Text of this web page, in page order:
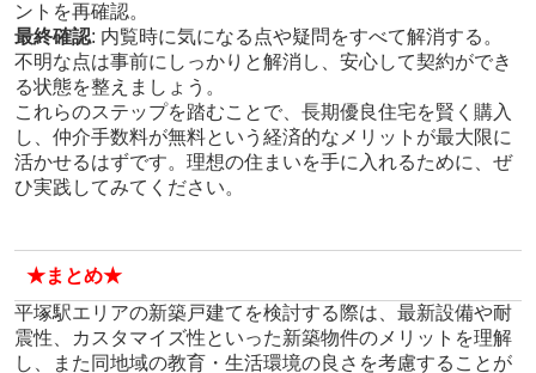
ントを再確認。
最終確認: 内覧時に気になる点や疑問をすべて解消する。
不明な点は事前にしっかりと解消し、安心して契約ができ
る状態を整えましょう。
これらのステップを踏むことで、長期優良住宅を賢く購入
し、仲介手数料が無料という経済的なメリットが最大限に
活かせるはずです。理想の住まいを手に入れるために、ぜ
ひ実践してみてください。
★まとめ★
平塚駅エリアの新築戸建てを検討する際は、最新設備や耐
震性、カスタマイズ性といった新築物件のメリットを理解
し、また同地域の教育・生活環境の良さを考慮することが